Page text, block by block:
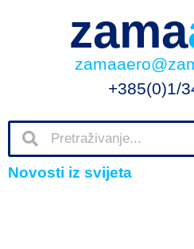
zama
+385(0)1/
Novosti iz svijeta